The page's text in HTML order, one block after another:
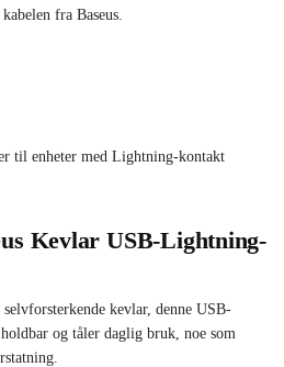
fra Baseus.
til enheter med Lightning-kontakt
Kevlar USB-Lightning-
kevlar, denne USB-
og tåler daglig bruk, noe som